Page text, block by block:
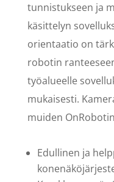
tunnistukseen ja
käsittelyn
orientaatio on
robotin
työalueelle
mukaisesti.
muiden
Edullinen ja